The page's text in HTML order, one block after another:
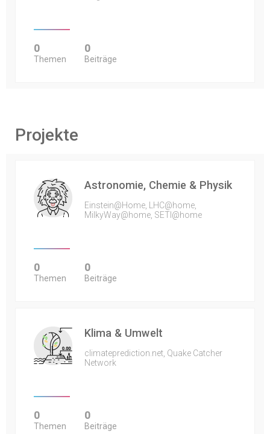
0
Themen
0
Beiträge
Projekte
Astronomie, Chemie & Physik
Einstein@Home, LHC@home,
MilkyWay@home, SETI@home
0
Themen
0
Beiträge
Klima & Umwelt
climateprediction.net, Quake Catcher
Network
0
Themen
0
Beiträge